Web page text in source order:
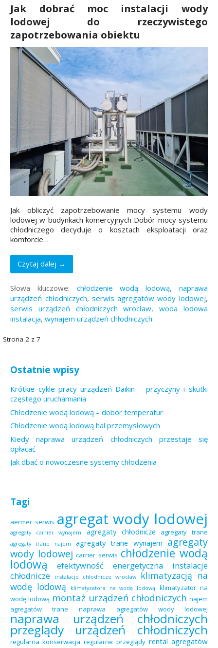
Jak dobrać moc instalacji wody
lodowej do rzeczywistego
zapotrzebowania obiektu
Jak obliczyć zapotrzebowanie mocy systemu wody
lodowej w budynkach komercyjnych Dobór mocy systemu
chłodniczego decyduje o kosztach eksploatacji oraz
komforcie…
Czytaj dalej →
Słowa kluczowe: chłodzenie wodą lodową, naprawa
urządzeń chłodniczych, serwis agregatów wody lodowej,
serwis urządzeń chłodniczych wrocław,woda lodowa
instalacja,wynajem urządzeń chłodniczych
Nawigacja
Wpis
Strona 2 z 7
Ostatnie wpisy
Krótkie cykle pracy urządzeń Daikin – przyczyny i skutki
częstego uruchamiania
Chłodzenie wodą lodową – dobór temperatur
Chłodzenie wodą lodową hal przemysłowych
Kiedy naprawa urządzeń chłodniczych przestaje się
opłacać
Jak dbać o nowoczesne systemy chłodzenia
Tagi
aermec serwis agregat wody lodowej
agregaty carrier wynajem agregaty chłodnicze agregaty trane
agregaty trane najem agregaty trane wynajem agregaty
wody lodowej carrier serwis chłodzenie wodą
lodową efektywność energetyczna
instalacje
chłodnicze
instalacje chłodnicze wrocław
klimatyzacją na
wodę lodową
klimatyzatora na wodę lodową
klimatyzator na
wodę lodową montaż urządzeń chłodniczych najem
agregatów trane
naprawa agregatów wody lodowej
naprawa urządzeń chłodniczych
przeglądy urządzeń chłodniczych
regularna konserwacja regularne przeglądy rental agregatów